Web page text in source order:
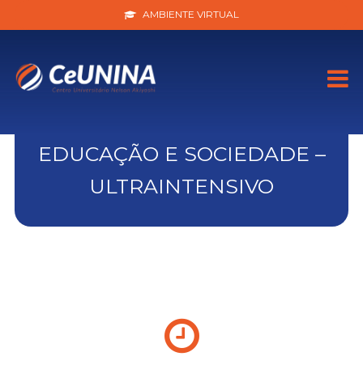
AMBIENTE VIRTUAL
EDUCAÇÃO E SOCIEDADE –
ULTRAINTENSIVO